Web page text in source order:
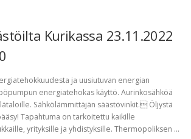
Kurikassa 23.11.2022
ja uusiutuvan energian
energiatehokas käyttö. Aurinkosähköä
Sähkölämmittäjän säästövinkit. Öljystä
Tapahtuma on tarkoitettu kaikille
yrityksille ja yhdistyksille. Thermopoliksen …